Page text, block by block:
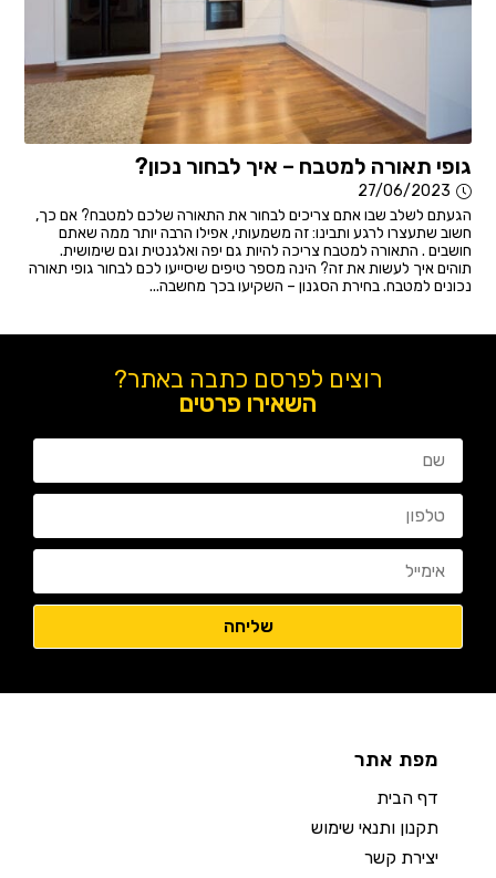
גופי תאורה למטבח – איך לבחור נכון?
27/06/2023
הגעתם לשלב שבו אתם צריכים לבחור את התאורה שלכם למטבח? אם כך,
חשוב שתעצרו לרגע ותבינו: זה משמעותי, אפילו הרבה יותר ממה שאתם
חושבים . התאורה למטבח צריכה להיות גם יפה ואלגנטית וגם שימושית.
תוהים איך לעשות את זה? הינה מספר טיפים שיסייעו לכם לבחור גופי תאורה
נכונים למטבח. בחירת הסגנון – השקיעו בכך מחשבה...
רוצים לפרסם כתבה באתר?
השאירו פרטים
מפת אתר
דף הבית
תקנון ותנאי שימוש
יצירת קשר